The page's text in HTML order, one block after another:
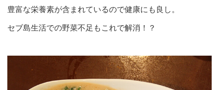
豊富な栄養素が含まれているので健康にも良し。
セブ島生活での野菜不足もこれで解消！？